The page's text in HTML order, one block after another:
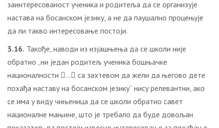
заинтересованост ученика и родитеља да се организује
настава на босанском језику, а не да паушално процењује
да ли такво интересовање постоји.
3.16. Такође, наводи из изјашњења да се школи није
обратио „ни један родитељ ученика бошњачке
националности … са захтевом да жели да његово дете
похађа наставу на босанском језику“ нису релевантни, ако
се има у виду чињеница да се школи обратио савет
националне мањине, што је требало да буде довољан